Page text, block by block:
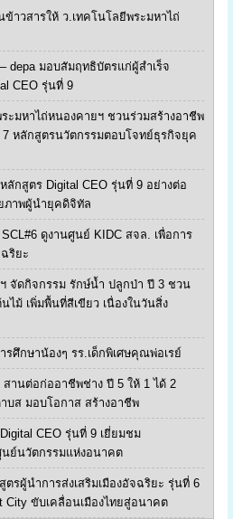
าวสารให้ ว.เทคโนโลยีพระมหาไถ่
depa มอบสัมฤทธิบัตรแก่ผู้สำเร็จ
CEO รุ่นที่ 9
ะมหาไถ่หนองคายฯ ชวนร่วมสร้างอาชีพ
หลักสูตรนวัตกรรมตอบโจทย์ธุรกิจยุค
ลักสูตร Digital CEO รุ่นที่ 9 อย่างต่อ
ภาพผู้นำยุคดิจิทัล
ดูงานศูนย์ KIDC สจล. เพื่อการ
ริยะ
จัดกิจกรรม รักษ์น้ำ ปลูกป่า ปี 3 ชวน
ไม้ เพิ่มพื้นที่สีเขียว เนื่องในวันสิ่ง
รศึกษาน้องๆ รร.เด็กพิเศษคุณพ่อเรย์
านต่อก่ออาชีพช่าง ปี 5 ให้ 1 ได้ 2
าบส มอบโอกาส สร้างอาชีพ
CEO รุ่นที่ 9 เยี่ยมชม
นย์นวัตกรรมแห่งอนาคต
ตรผู้นำการส่งเสริมเมืองอัจฉริยะ รุ่นที่ 6
City ขับเคลื่อนเมืองไทยสู่อนาคต